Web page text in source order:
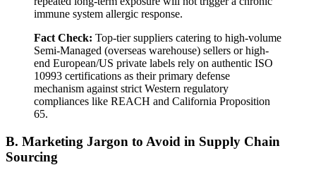
immune system allergic response.
Fact Check: Top-tier suppliers catering to high-volume
Semi-Managed (overseas warehouse) sellers or high-
end European/US private labels rely on authentic ISO
10993 certifications as their primary defense
mechanism against strict Western regulatory
compliances like REACH and California Proposition
65.
B. Marketing Jargon to Avoid in Supply Chain
Sourcing